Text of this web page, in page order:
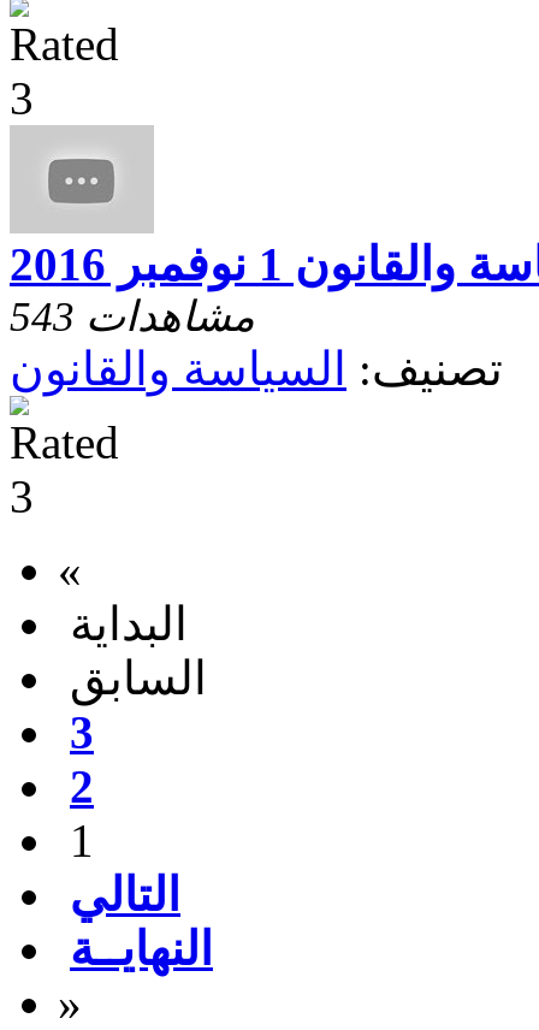
1 نوفمبر 2016
543 مشاهدات
تصنيف: السياسة والقانون
«
البداية
السابق
3
2
1
التالي
النهايــة
»